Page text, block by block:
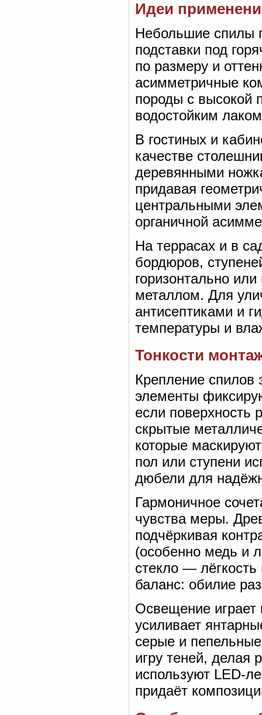
Идеи
Небольшие спилы
подставки под
по размеру и
асимметричные
породы с высокой
водостойким
В гостиных и
качестве
деревянными
придавая
центральными
органичной
На террасах и в
бордюров,
горизонтально
металлом. Для
антисептика­ми и
температуры и
Тонкости
Крепление спилов
элементы
если поверхность
скрытые
которые
пол или ступени
дюбели для
Гармоничное
чувства меры.
подчёркивая
(особенно медь и
стекло —
баланс: обилие
Освещение играет
усиливает
серые и
игру теней, делая
используют LED-
придаёт